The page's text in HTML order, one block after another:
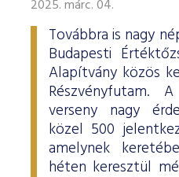
2025. márc. 04.
Továbbra is nagy
Budapesti
Alapítvány közös
Részvényfutam.
verseny nagy
közel 500
amelynek
héten keresztül